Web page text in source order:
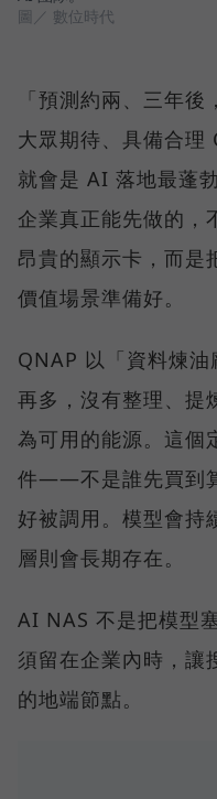
圖／ 數位時代
「預測約兩、三年
大眾期待、具備合理
就會是 AI 落地最蓬
企業真正能先做的，
昂貴的顯示卡，而是
價值場景準備好。
QNAP 以「資料煉
再多，沒有整理、提
為可用的能源。這個
件——不是誰先買到
好被調用。模型會持
層則會長期存在。
AI NAS 不是把模型
須留在企業內時，讓
的地端節點。